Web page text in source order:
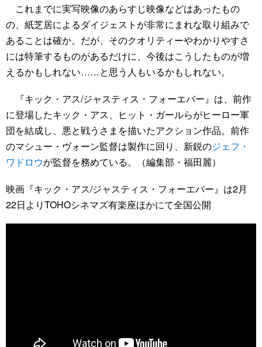
これまでに実写映像のあらすじ映像などはあったもの
の、紙芝居によるダイジェストが非常にまれな取り組みで
あることは確か。だが、そのクオリティーやわかりやすさ
には特筆するものがあるだけに、今後はこうしたものが増
えるかもしれない……と思う人もいるかもしれない。
『キック・アス/ジャスティス・フォーエバー』は、前作
に登場したキック・アス、ヒット・ガールらがヒーロー軍
団を結成し、悪と戦うさまを描いたアクション作品。前作
のマシュー・ヴォーン監督は製作に回り、新鋭のジェフ・
ワドロウが監督を務めている。（編集部・福田麗）
映画『キック・アス/ジャスティス・フォーエバー』は2月
22日よりTOHOシネマズ有楽座ほかにて全国公開